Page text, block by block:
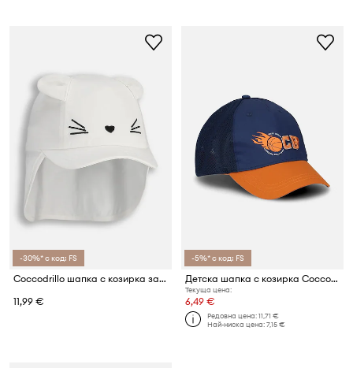
-30%* с код: FS
Coccodrillo шапка с козирка за деца от памук
11,99 €
-5%* с код: FS
Детска шапка с козирка Coccodrillo
Текуща цена:
6,49 €
Редовна цена:11,71 €
Най-ниска цена:7,15 €